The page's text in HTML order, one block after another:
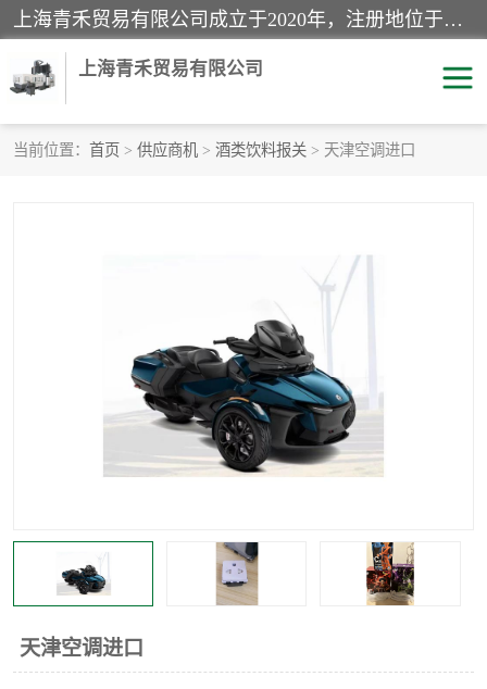
上海青禾贸易有限公司成立于2020年，注册地位于上海市宝山区。经营范围包括：机械设备、五金制品、劳防用品、电子产品、塑胶制品、家具、模具、纺织品、仪器仪表、建筑材料、装饰材料、化工产品、金属制品、机车配件等货物进出口报关、清关服务。
上海青禾贸易有限公司
当前位置： 首页 > 供应商机 > 酒类饮料报关 > 天津空调进口
天津空调进口
进口杂货清关
机床进口清关